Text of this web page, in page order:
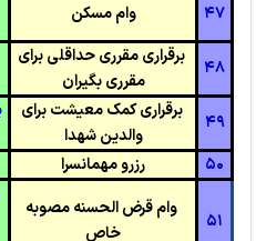
۴۷ وام مسکن
۴۸
برقراری مقرری حداقلی برای
مقرری بگیران
۴۹
برقراری کمک معیشت برای
والدین شهدا
۵۰
رزرو مهمانسرا
۵۱
وام قرض الحسنه مصوبه
خاص